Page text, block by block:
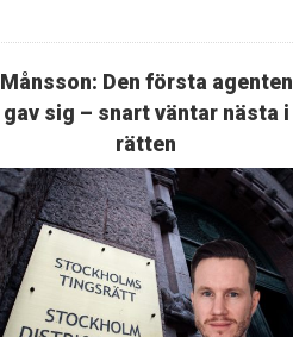
Månsson: Den första agenten
gav sig – snart väntar nästa i
rätten